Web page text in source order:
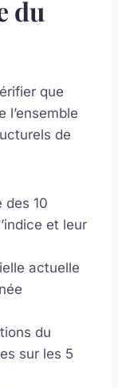
du
que
l’ensemble
de
des 10
et leur
actuelle
du
sur les 5